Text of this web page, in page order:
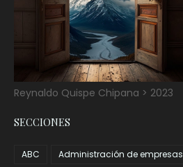
Reynaldo Quispe Chipana > 2023
SECCIONES
ABC Administración de empresas